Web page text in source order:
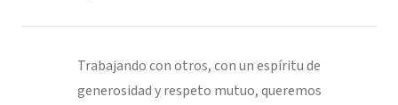
Trabajando con otros, con un espíritu de
generosidad y respeto mutuo, queremos